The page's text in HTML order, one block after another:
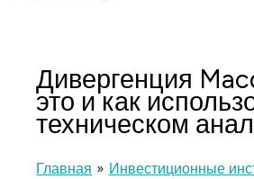
Дивергенция
это и как
техническом
Главная
Инвестиционные